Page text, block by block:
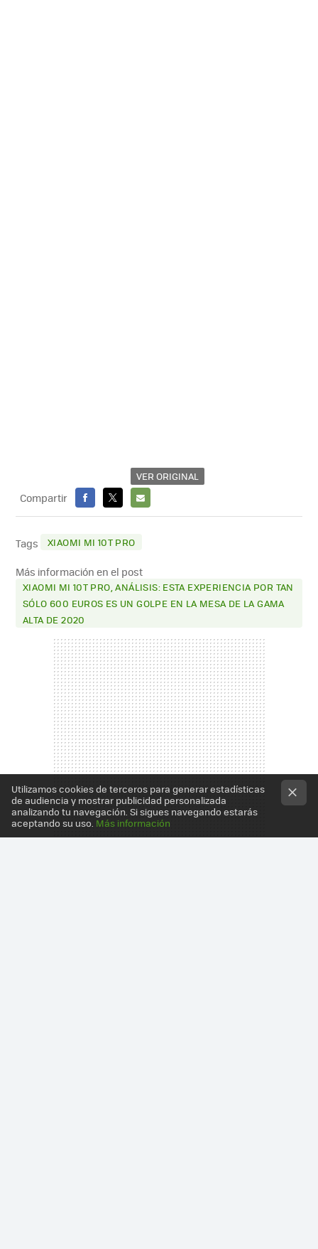
VER ORIGINAL
Compartir
FACEBOOK
X
E-
MAIL
Tags XIAOMI MI 10T PRO
Más información en el post
XIAOMI MI 10T PRO, ANÁLISIS: ESTA EXPERIENCIA POR TAN
SÓLO 600 EUROS ES UN GOLPE EN LA MESA DE LA GAMA
ALTA DE 2020
Utilizamos cookies de terceros para generar estadísticas
de audiencia y mostrar publicidad personalizada
analizando tu navegación. Si sigues navegando estarás
aceptando su uso. Más información